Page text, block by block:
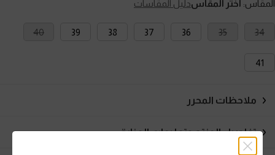
المقاس: اختر المقاسدليل المقاسات
34
35
36
37
38
39
40
41
ملاحظات المحرر
تفاصيل المنتج وتعليمات العناية